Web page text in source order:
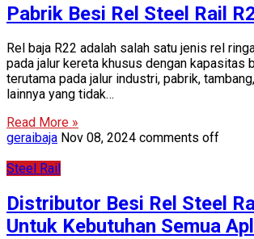
Pabrik Besi Rel Steel Rail
Rel baja R22 adalah salah satu jenis rel
pada jalur kereta khusus dengan kapasitas
terutama pada jalur industri, pabrik,
lainnya yang tidak…
Read More »
geraibaja Nov 08, 2024 comments off
Steel Rail
Distributor Besi Rel Steel
Untuk Kebutuhan Semua